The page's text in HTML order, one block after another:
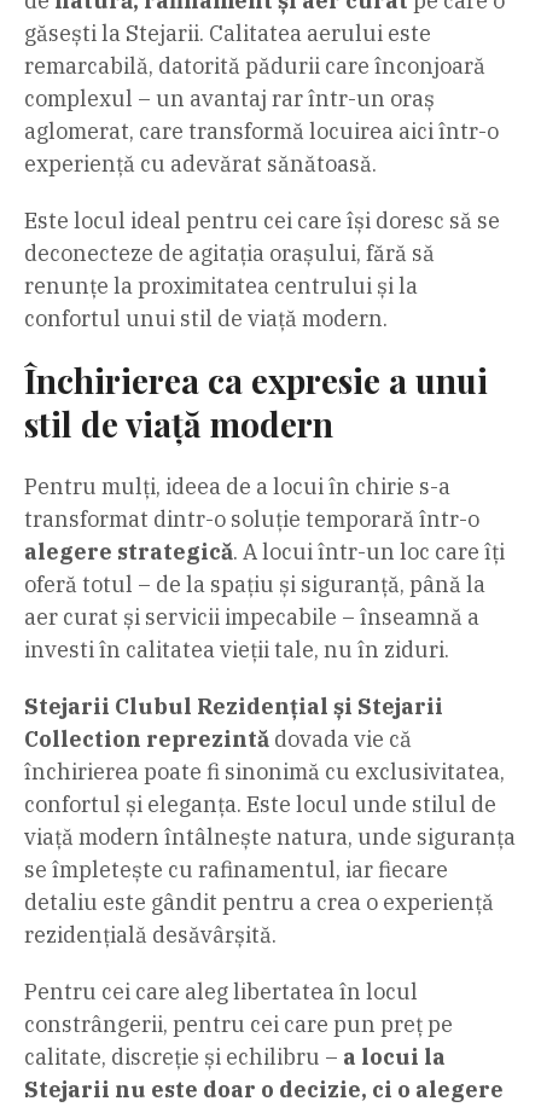
găsești la Stejarii. Calitatea aerului este
remarcabilă, datorită pădurii care înconjoară
complexul – un avantaj rar într-un oraș
aglomerat, care transformă locuirea aici într-o
experiență cu adevărat sănătoasă.
Este locul ideal pentru cei care își doresc să se
deconecteze de agitația orașului, fără să
renunțe la proximitatea centrului și la
confortul unui stil de viață modern.
Închirierea ca expresie a unui
stil de viață modern
Pentru mulți, ideea de a locui în chirie s-a
transformat dintr-o soluție temporară într-o
alegere strategică. A locui într-un loc care îți
oferă totul – de la spațiu și siguranță, până la
aer curat și servicii impecabile – înseamnă a
investi în calitatea vieții tale, nu în ziduri.
Stejarii Clubul Rezidențial și Stejarii
Collection reprezintă dovada vie că
închirierea poate fi sinonimă cu exclusivitatea,
confortul și eleganța. Este locul unde stilul de
viață modern întâlnește natura, unde siguranța
se împletește cu rafinamentul, iar fiecare
detaliu este gândit pentru a crea o experiență
rezidențială desăvârșită.
Pentru cei care aleg libertatea în locul
constrângerii, pentru cei care pun preț pe
calitate, discreție și echilibru – a locui la
Stejarii nu este doar o decizie, ci o alegere